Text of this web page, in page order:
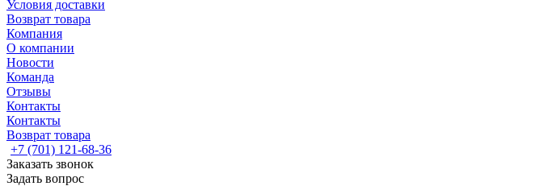
Условия доставки
Возврат товара
Компания
О компании
Новости
Команда
Отзывы
Контакты
Контакты
Возврат товара
+7 (701) 121-68-36
Заказать звонок
Задать вопрос